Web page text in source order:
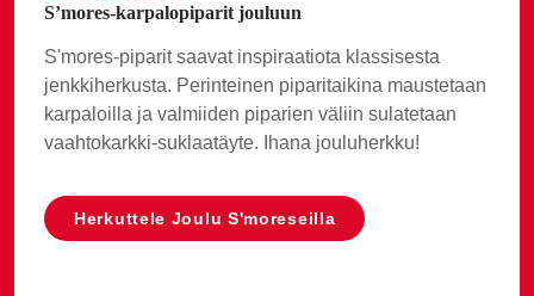
S’mores-karpalopiparit jouluun
S'mores-piparit saavat inspiraatiota klassisesta
jenkkiherkusta. Perinteinen piparitaikina maustetaan
karpaloilla ja valmiiden piparien väliin sulatetaan
vaahtokarkki-suklaatäyte. Ihana jouluherkku!
Herkuttele Joulu S'moreseilla